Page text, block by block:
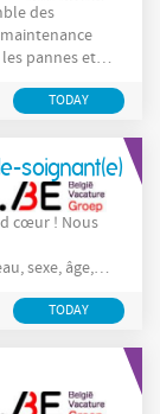
des
pannes et
capable de
TODAY
soignant(e)
! Nous
sexe, âge,
… Si
que soit
des
TODAY